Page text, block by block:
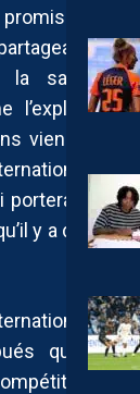
par
saison
l’explique
viennent
le
y a deux
qu’aux